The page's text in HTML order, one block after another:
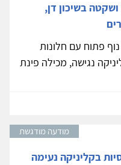
בשיכון דן,
פתוח עם חלונות
נגישה, מכילה פינת
מודעה מודגשת
בקליניקה נעימה